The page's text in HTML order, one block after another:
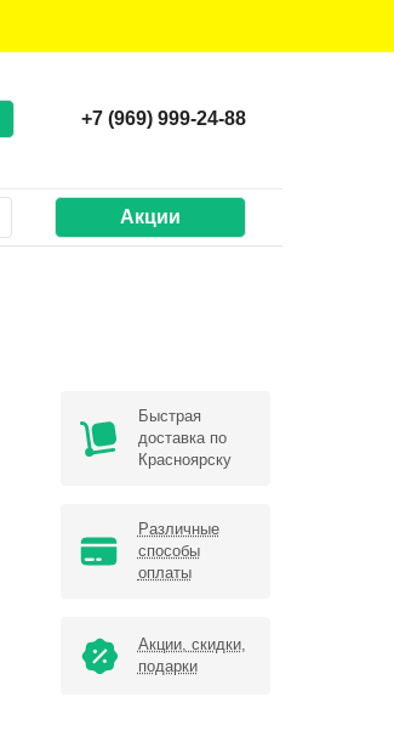
+7 (969) 999-24-88
Акции
Быстрая
доставка по
Красноярску
Различные
способы
оплаты
Акции, скидки,
подарки